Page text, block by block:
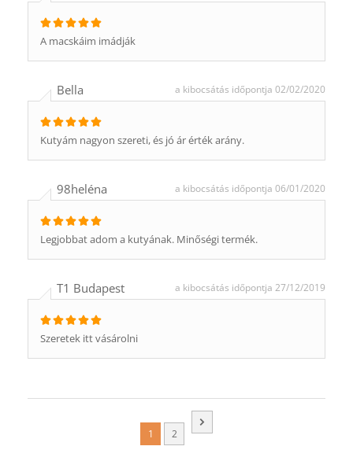
A macskáim imádják
Bella a kibocsátás időpontja 02/02/2020
Kutyám nagyon szereti, és jó ár érték arány.
98heléna a kibocsátás időpontja 06/01/2020
Legjobbat adom a kutyának. Minőségi termék.
T1 Budapest a kibocsátás időpontja 27/12/2019
Szeretek itt vásárolni
1 2